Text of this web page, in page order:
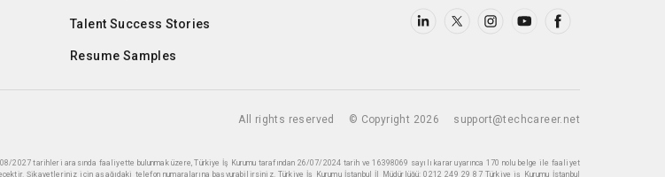
Talent Success Stories
Resume Samples
All rights reserved © Copyright 2026 support@techcareer.net
tarihleri arasında faaliyette bulunmak üzere, Türkiye İş Kurumu tarafından 26/07/2024 tarih ve 16398069 sayılı karar uyarınca 170 nolu belge ile faaliyet
Şikayetleriniz için aşağıdaki telefon numaralarına başvurabilirsiniz. Türkiye İş Kurumu İstanbul İl Müdürlüğü: 0212 249 29 87 Türkiye iş Kurumu İstanbul